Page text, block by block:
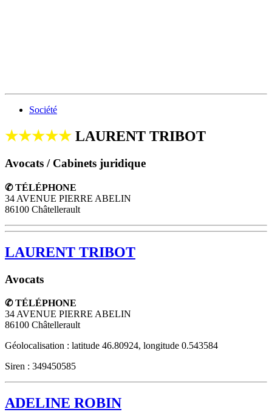
Société
★★★★★ LAURENT TRIBOT
Avocats / Cabinets juridique
✆ TÉLÉPHONE
34 AVENUE PIERRE ABELIN
86100 Châtellerault
LAURENT TRIBOT
Avocats
✆ TÉLÉPHONE
34 AVENUE PIERRE ABELIN
86100 Châtellerault
Géolocalisation : latitude 46.80924, longitude 0.543584
Siren : 349450585
ADELINE ROBIN